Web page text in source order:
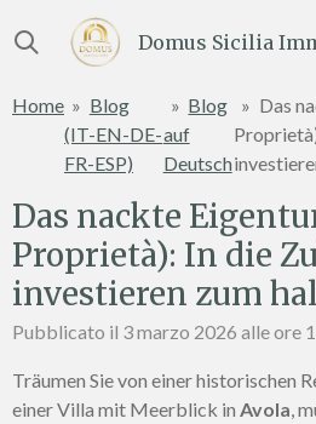
al
principale
Domus Sicilia
Home » Blog
(IT-EN-DE-
FR-ESP)
» Blog
auf
Deutsch
» Das
Das nackte
Proprietà): In die
investieren zum
Pubblicato il 3 marzo 2026 alle ore
Träumen Sie von einer historischen
einer Villa mit Meerblick in Avola ,